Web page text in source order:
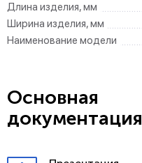
Длина изделия, мм
Ширина изделия, мм
Наименование модели
Основная
документация